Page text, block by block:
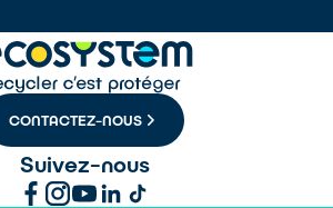
CONTACTEZ-NOUS
Suivez-nous